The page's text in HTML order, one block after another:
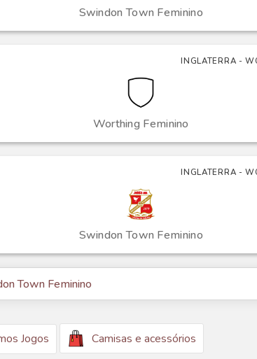
Swindon Town Feminino
INGLATERRA -
Worthing Feminino
INGLATERRA -
Swindon Town Feminino
Town Feminino
Jogos Camisas e acessórios